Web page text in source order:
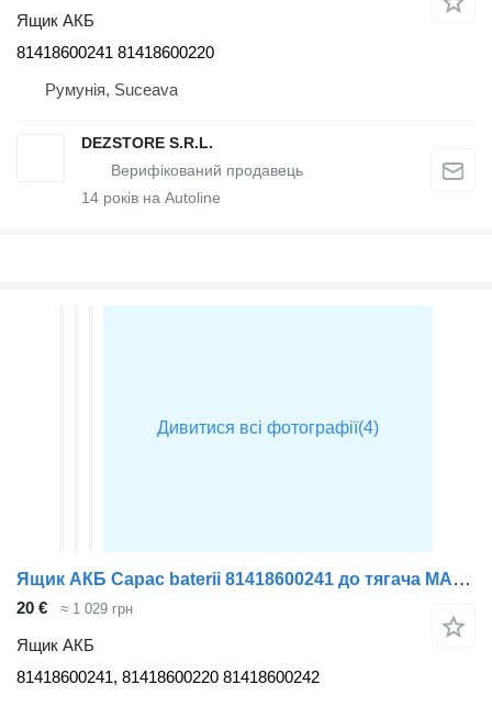
Ящик АКБ
81418600241 81418600220
Румунія, Suceava
DEZSTORE S.R.L.
14 років на Autoline
Ящик АКБ Capac baterii 81418600241 до тягача MAN TGX
20 € ≈ 1 029 грн
Ящик АКБ
81418600241, 81418600220 81418600242